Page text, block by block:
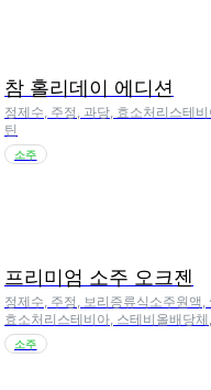
참 홀리데이 에디션
정제수, 주정, 과당, 효소처리스테
틴
소주
프리미엄 소주 오크젠
정제수, 주정, 보리증류식소주원액
효소처리스테비아, 스테비올배당
소주